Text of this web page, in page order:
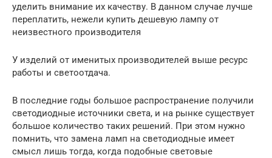
уделить внимание их качеству. В данном случае лучше
переплатить, нежели купить дешевую лампу от
неизвестного производителя
У изделий от именитых производителей выше ресурс
работы и светоотдача.
В последние годы большое распространение получили
светодиодные источники света, и на рынке существует
большое количество таких решений. При этом нужно
помнить, что замена ламп на светодиодные имеет
смысл лишь тогда, когда подобные световые